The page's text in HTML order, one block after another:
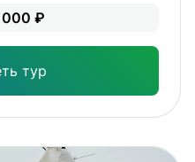
000 ₽
тур